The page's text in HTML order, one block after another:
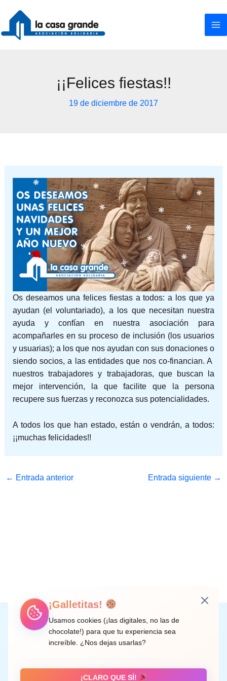
contenido
¡¡Felices fiestas!!
19 de diciembre de 2017
Os deseamos una felices fiestas a todos: a los que ya
ayudan (el voluntariado), a los que necesitan nuestra
ayuda y confían en nuestra asociación para
acompañarles en su proceso de inclusión (los usuarios
y usuarias); a los que nos ayudan con sus donaciones o
siendo socios, a las entidades que nos co-financian. A
nuestros trabajadores y trabajadoras, que buscan la
mejor intervención, la que facilite que la persona
recupere sus fuerzas y reconozca sus potencialidades.
A todos los que han estado, están o vendrán, a todos:
¡¡muchas felicidades!!
← Entrada anterior Entrada siguiente →
Instagram
Facebook
X LinkedIn
Correo electrónico
C/ Doctor Rodríguez de la Fuente, 8 València
¡Galletitas!
Usamos cookies (¡las digitales, no las de
chocolate!) para que tu experiencia sea
increíble. ¿Nos dejas usarlas?
¡CLARO QUE SÍ!